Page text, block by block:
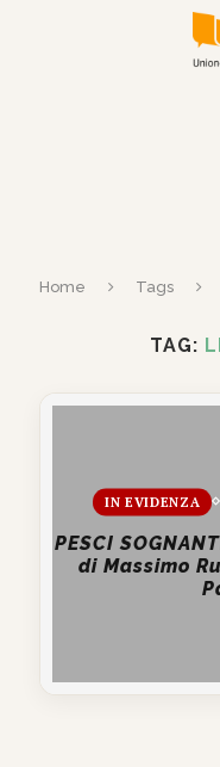
Home Tags
TAG:
IN EVIDENZA
PESCI
di Massimo